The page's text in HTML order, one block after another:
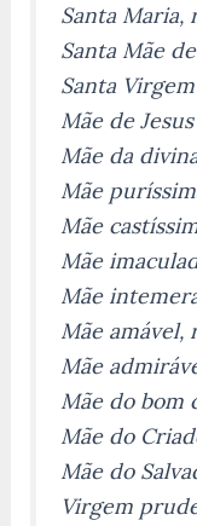
Santa Maria,
Santa Mãe
Santa
Mãe de
Mãe da
Mãe
Mãe
Mãe
Mãe
Mãe amável,
Mãe
Mãe do bom
Mãe do
Mãe do
Virgem